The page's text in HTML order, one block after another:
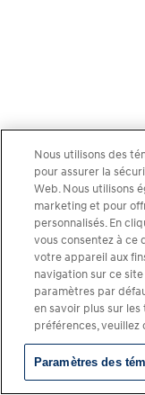
Nous utilisons des
pour assurer la
Web. Nous utilisons
marketing et pour
personnalisés. En
vous consentez à ce
votre appareil aux
navigation sur ce
paramètres par
en savoir plus sur
préférences, veuillez
Paramètres des